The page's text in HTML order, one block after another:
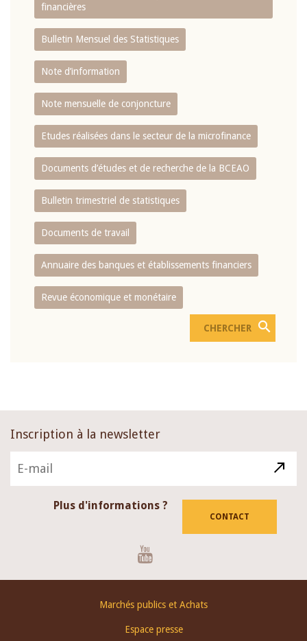
financières
Bulletin Mensuel des Statistiques
Note d’information
Note mensuelle de conjoncture
Etudes réalisées dans le secteur de la microfinance
Documents d’études et de recherche de la BCEAO
Bulletin trimestriel de statistiques
Documents de travail
Annuaire des banques et établissements financiers
Revue économique et monétaire
Inscription à la newsletter
Plus d'informations ?
CONTACT
Marchés publics et Achats
Espace presse